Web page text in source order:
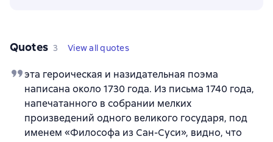
Quotes 3 View all quotes
эта героическая и назидательная поэма
написана около 1730 года. Из письма 1740 года,
напечатанного в собрании мелких
произведений одного великого государя, под
именем «Философа из Сан-Суси», видно, что